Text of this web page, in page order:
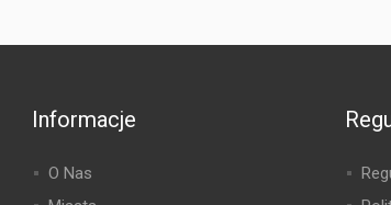
Informacje
O Nas